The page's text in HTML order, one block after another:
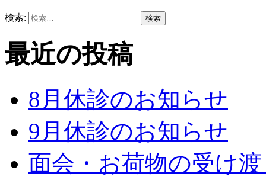
検索:
最近の投稿
8月休診のお知らせ
9月休診のお知らせ
面会・お荷物の受け